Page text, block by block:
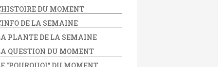
DU MOMENT
DE LA SEMAINE
PLANTE DE LA SEMAINE
QUESTION DU MOMENT